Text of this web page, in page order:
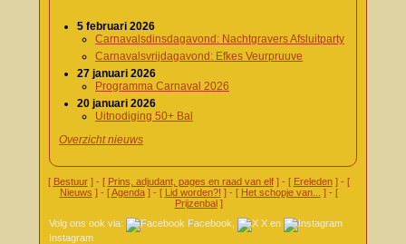
5 februari 2026
Carnavalsdinsdagavond: Nachtgravers Afsluitparty
Carnavalsvrijdagavond: Efkes Veurpruuve
27 januari 2026
Programma Carnaval 2026
20 januari 2026
Uitnodiging 50+ Bal
Overzicht nieuws
[ Bestuur] - [ Prins, adjudant, pages en raad van elf] - [ Ereleden] - [
Nieuws ] - [Agenda] - [ Lid worden?! ] - [ Het schopje van...
] - [
Prijzenbal]
Volg ons ook via:
Facebook X en
Instagram